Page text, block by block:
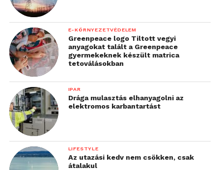
E-KÖRNYEZETVÉDELEM
Greenpeace logo Tiltott vegyi
anyagokat talált a Greenpeace
gyermekeknek készült matrica
tetoválásokban
IPAR
Drága mulasztás elhanyagolni az
elektromos karbantartást
LIFESTYLE
Az utazási kedv nem csökken, csak
átalakul